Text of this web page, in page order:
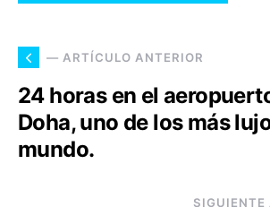
— ARTÍCULO ANTERIOR
24 horas en el
Doha, uno de los más
mundo.